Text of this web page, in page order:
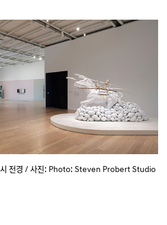
시 전경 / 사진: Photo: Steven Probert Studio